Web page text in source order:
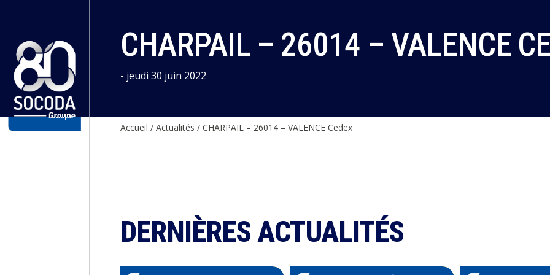
CHARPAIL – 26014 – VALENCE
- jeudi 30 juin 2022
Accueil / Actualités / CHARPAIL – 26014 – VALENCE Cedex
DERNIÈRES ACTUALITÉS